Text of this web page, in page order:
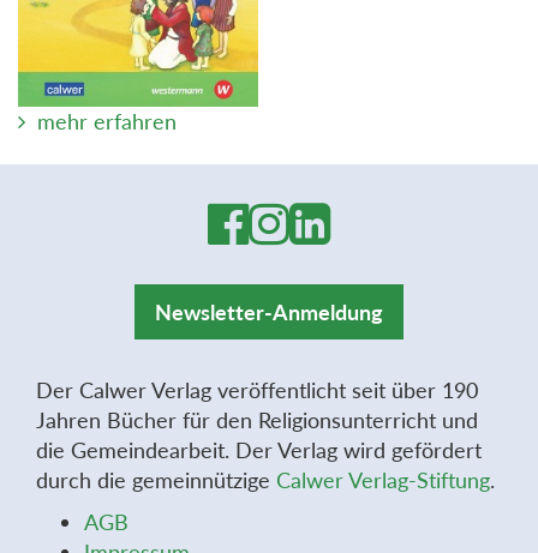
mehr erfahren
Newsletter-Anmeldung
Der Calwer Verlag veröffentlicht seit über 190
Jahren Bücher für den Religionsunterricht und
die Gemeindearbeit. Der Verlag wird gefördert
durch die gemeinnützige Calwer Verlag-Stiftung.
AGB